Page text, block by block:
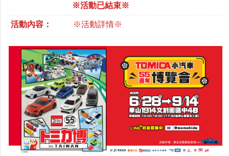
※活動已結束※
活動內容： ※活動詳情※